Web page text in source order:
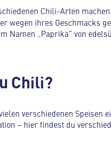
Chili-Arten
wegen ihres Geschmacks
Namen „Paprika” von
Chili?
verschiedenen Speisen
– hier findest du